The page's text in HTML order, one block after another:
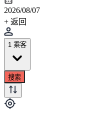
2026/08/07
+ 返回
1 乘客
搜索